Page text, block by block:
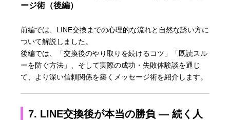
ージ術（後編）
前編では、LINE交換までの心理的な流れと自然な誘い方に
ついて解説しました。
後編では、「交換後のやり取りを続けるコツ」「既読スル
ーを防ぐ方法」、そして実際の成功・失敗体験談を通じ
て、より深い信頼関係を築くメッセージ術を紹介します。
7. LINE交換後が本当の勝負 ― 続く人